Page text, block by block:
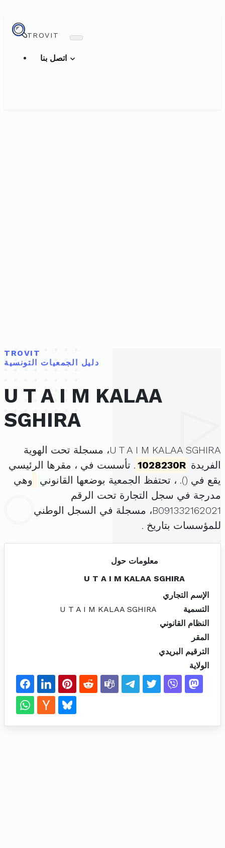
TROVIT
TROVIT
دليل الجمعيات التونسية
U T A I M KALAA
SGHIRA
U T A I M KALAA SGHIRA، مسجلة تحت الهوية
الفريدة 1028230R . تأسست في ، مقرها الرئيسي
يقع في (). ، تحتفظ الجمعية بوضعها القانوني
وهي
مدرجة في سجل التجارة تحت الرقم
B091332162021، مسجلة في السجل الوطني
للمؤسسات بتاريخ .
معلومات حول
U T A I M KALAA SGHIRA
الإسم التجاري
التسمية
U T A I M KALAA SGHIRA
النظام القانوني
المقر
الترقيم البريدي
الولاية